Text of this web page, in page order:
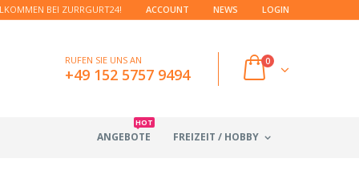
BEI ZURRGURT24! ACCOUNT NEWS LOGIN
RUFEN SIE UNS AN
+49 152 5757 9494
0
FREIZEIT / HOBBY
ANGEBOTE
HOT